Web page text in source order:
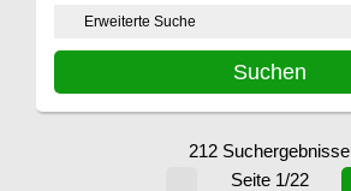
Erweiterte Suche
212 Suchergebnisse
Seite 1/22